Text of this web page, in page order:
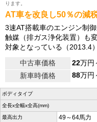
ります。
AT車を改良し50％の減
3速AT搭載車のエンジン制
触媒（排ガス浄化装置）も
対象となっている（2013.4）
中古車価格
22万円
新車時価格
88万円
ボディタイプ
全長x全幅x全高(mm)
最高出力 49～64馬力